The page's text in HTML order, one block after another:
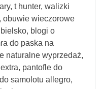
t hunter, walizki
obuwie wieczorowe
blogi o
do paska na
naturalne wyprzedaż,
pantofle do
samolotu allegro,